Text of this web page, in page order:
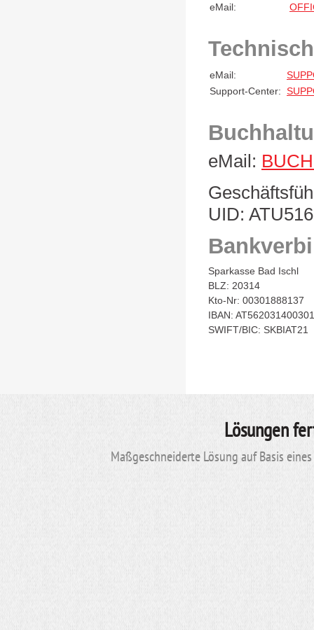
eMail:
eMail:
Support-Center:
eMail:
UID:
Sparkasse Bad Ischl
BLZ: 20314
Kto-Nr: 00301888137
IBAN:
SWIFT/BIC: SKBIAT21
Lösungen
Maßgeschneiderte Lösung auf Basis